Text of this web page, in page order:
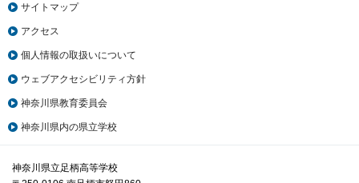
サイトマップ
アクセス
個人情報の取扱いについて
ウェブアクセシビリティ方針
神奈川県教育委員会
神奈川県内の県立学校
神奈川県立足柄高等学校